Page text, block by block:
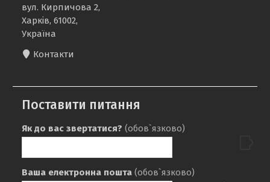
вул. Кирпичова 2,
Харків, 61002,
Україна
Контакти
Поставити питання
Як до вас звертатися? (обов`язково)
Ваша електронна пошта (обов`язково)